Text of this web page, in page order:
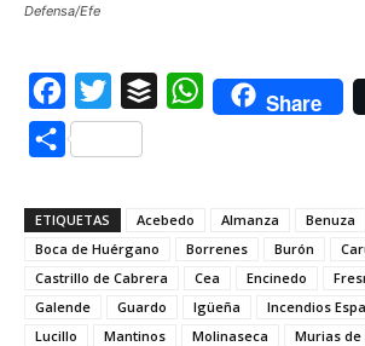
Defensa/Efe
Facebook
Twitter Buffer WhatsAppShare
Compartir
ETIQUETAS Acebedo Almanza
Benuza
Boca de Huérgano
Borrenes Burón
Castrillo de Cabrera
Cea Encinedo
Galende
Guardo Igüeña Incendios
Lucillo
Mantinos Molinaseca Murias de